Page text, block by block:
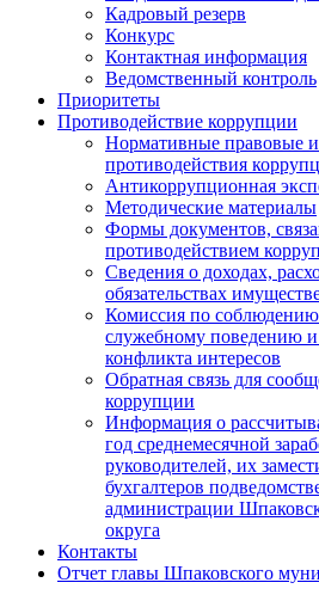
Кадровый резерв
Конкурс
Контактная информация
Ведомственный контроль
Приоритеты
Противодействие коррупции
Нормативные правовые
противодействия
Антикоррупционная
Методические материалы
Формы документов,
противодействием
Сведения о доходах,
обязательствах
Комиссия по
служебному поведению
конфликта интересов
Обратная связь для
коррупции
Информация о
год среднемесячной
руководителей, их
бухгалтеров
администрации
округа
Контакты
Отчет главы Шпаковского